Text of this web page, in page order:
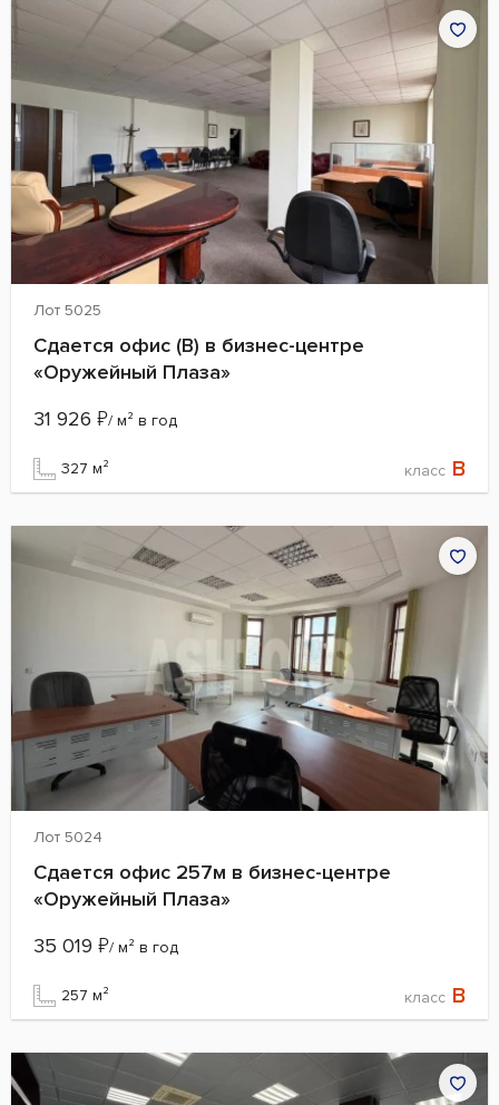
Лот 5025
Сдается офис (B) в бизнес-центре
«Оружейный Плаза»
31 926 ₽/ м² в год
327 м² класс B
Лот 5024
Сдается офис 257м в бизнес-центре
«Оружейный Плаза»
35 019 ₽/ м² в год
257 м² класс B